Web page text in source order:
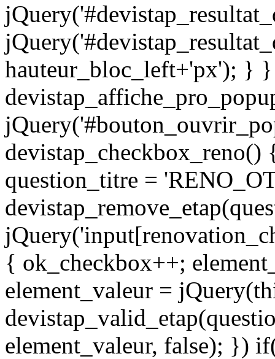
hauteur_bloc_left+'px'); }
question_titre =
{ ok_checkbox++;
element_valeur =
element_valeur, false); })